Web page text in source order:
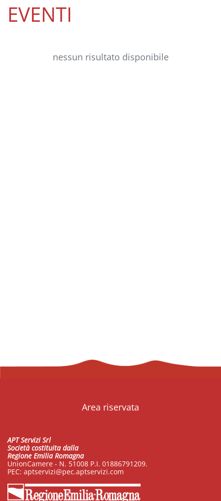
EVENTI
nessun risultato disponibile
APT Servizi Srl
Società costituita dalla
Regione Emilia Romagna
UnionCamere - N. 51008 P.I. 01886791209.
PEC: aptservizi@pec.aptservizi.com
Area riservata